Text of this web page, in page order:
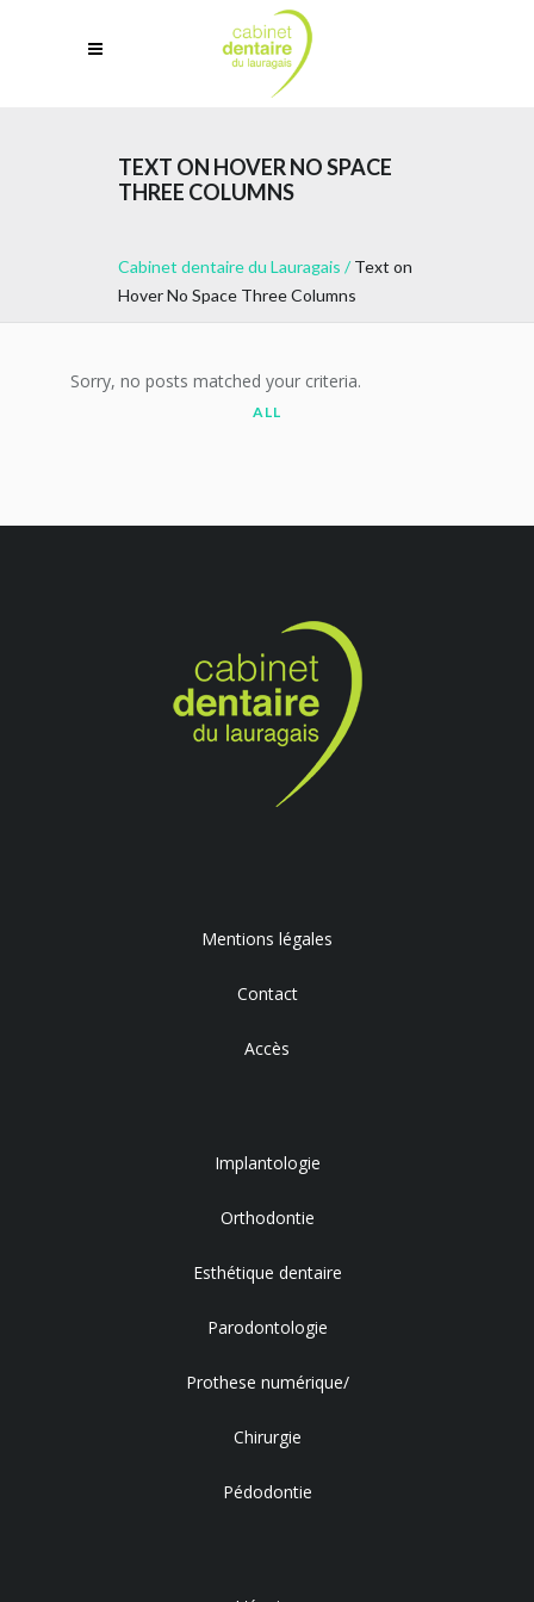
TEXT ON HOVER NO SPACE
THREE COLUMNS
Cabinet dentaire du Lauragais /Text on
Hover No Space Three Columns
Sorry, no posts matched your criteria.
ALL
Mentions légales
Contact
Accès
Implantologie
Orthodontie
Esthétique dentaire
Parodontologie
Prothese numérique/
Chirurgie
Pédodontie